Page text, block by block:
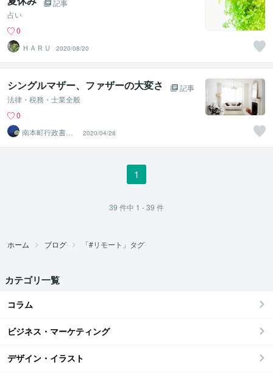
記事
占い
0
ＨＡＲＵ
2020/08/20
シングルマザー、ファザーの大変さ
記事
法律・税務・士業全般
0
南本町行政書士
事務所
2020/04/28
1
39 件中 1 - 39 件
ホーム ブログ 「#リモート」タグ
カテゴリ一覧
コラム
ビジネス・マーケティング
デザイン・イラスト